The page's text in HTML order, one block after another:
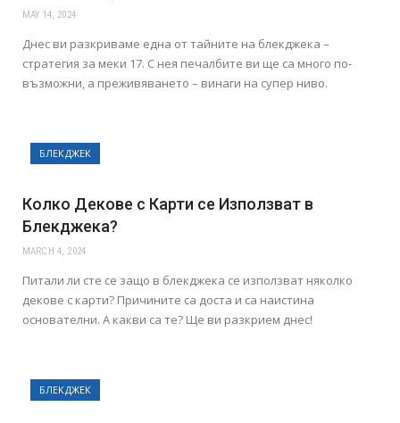
MAY 14, 2024
Днес ви разкриваме една от тайните на блекджека –
стратегия за меки 17. С нея печалбите ви ще са много по-
възможни, а преживяването – винаги на супер ниво.
БЛЕКДЖЕК
Колко Декове с Карти се Използват в
Блекджека?
MARCH 4, 2024
Питали ли сте се защо в блекджека се използват няколко
декове с карти? Причините са доста и са наистина
основателни. А какви са те? Ще ви разкрием днес!
БЛЕКДЖЕК